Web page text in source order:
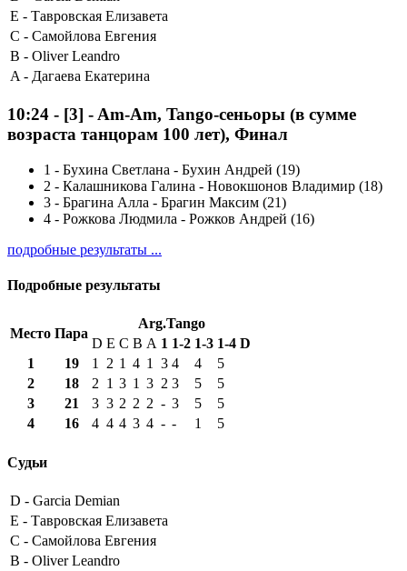
E - Тавровская Елизавета
C - Самойлова Евгения
B - Oliver Leandro
A - Дагаева Екатерина
10:24 - [3] - Am-Am, Tango-сеньоры (в сумме
возраста танцорам 100 лет), Финал
1 - Бухина Светлана - Бухин Андрей (19)
2 - Калашникова Галина - Новокшонов Владимир (18)
3 - Брагина Алла - Брагин Максим (21)
4 - Рожкова Людмила - Рожков Андрей (16)
подробные результаты ...
Подробные результаты
Место Пара
Arg.Tango
D E C B A 1 1-2 1-3 1-4 D
1
19 1 2 1 4 1 3 4 4
5
2
18 2 1 3 1 3 2 3 5
5
3
21 3 3 2 2 2 - 3 5
5
4
16 4 4 4 3 4 - - 1 5
Судьи
D - Garcia Demian
E - Тавровская Елизавета
C - Самойлова Евгения
B - Oliver Leandro